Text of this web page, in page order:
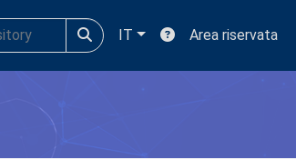
IT Area riservata